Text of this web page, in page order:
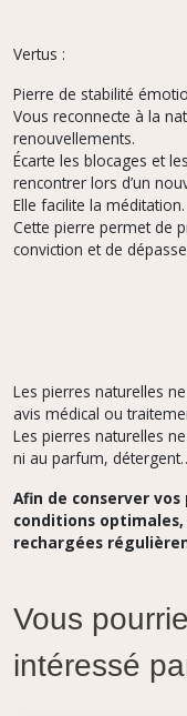
Vertus :
Pierre de stabilité
Vous reconnecte à la
renouvellements.
Écarte les blocages et
rencontrer lors d’un
Elle facilite la méditation.
Cette pierre permet de
conviction et de
Les pierres naturelles
avis médical ou
Les pierres naturelles
ni au parfum,
Afin de conserver
conditions
rechargées
Vous
intéressé